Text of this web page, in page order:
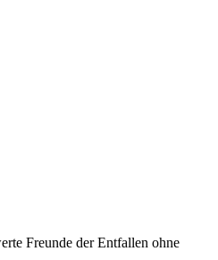
Freunde der Entfallen ohne